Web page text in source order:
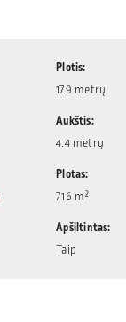
Plotis
17.9 metrų
Aukštis
4.4 metrų
Plotas
716 m²
Apšiltintas
Taip